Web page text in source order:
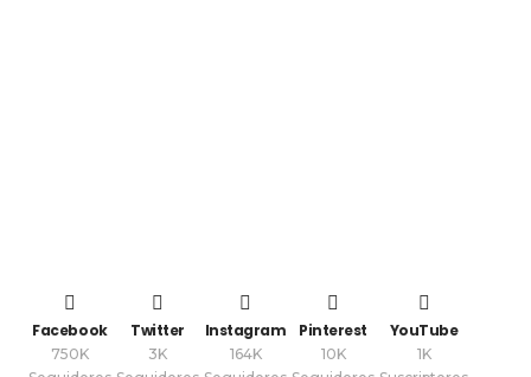
Facebook
750K
Twitter
3K
Instagram
164K
Pinterest
10K
YouTube
1K